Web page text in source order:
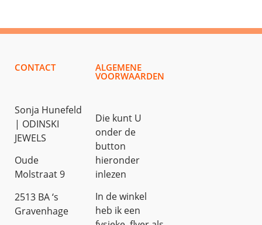
CONTACT
Sonja Hunefeld
| ODINSKI
JEWELS
Oude
Molstraat 9
2513 BA ‘s
Gravenhage
ALGEMENE
VOORWAARDEN
Die kunt U
onder de
button
hieronder
inlezen
In de winkel
heb ik een